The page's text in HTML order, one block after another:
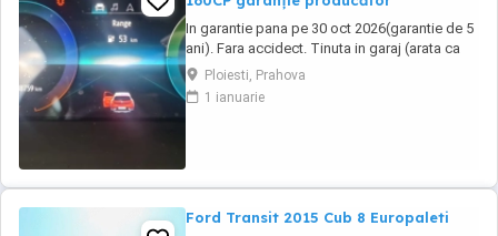
In garantie pana pe 30 oct 2026(garantie de 5
ani). Fara accidect. Tinuta in garaj (arata ca
noua, nu are zgarieturi). Folosita doar la
naveta(30km zilnic). Nu are urme de uzura,
placutele si discurile nu sunt deloc uzate
Ploiesti, Prahova
1 ianuarie
Ford Transit 2015 Cub 8 Europaleti